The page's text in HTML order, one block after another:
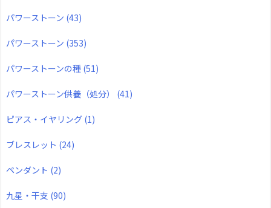
パワーストーン (43)
パワーストーン (353)
パワーストーンの種 (51)
パワーストーン供養（処分） (41)
ピアス・イヤリング (1)
ブレスレット (24)
ペンダント (2)
九星・干支 (90)